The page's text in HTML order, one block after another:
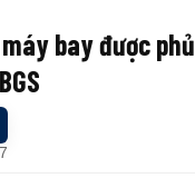
bay được phủ